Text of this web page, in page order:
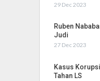
29 Dec 2023
Ruben
Judi
27 Dec 2023
Kasus
Tahan LS